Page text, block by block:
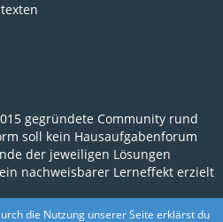
gegründete Community rund
soll kein Hausaufgabenforum
der jeweiligen Lösungen
nachweisbarer Lerneffekt erzielt
die Nutzung unserer Seite erklärst du